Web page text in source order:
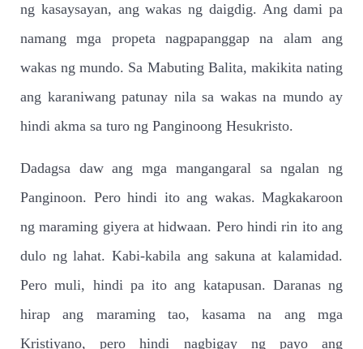
ng kasaysayan, ang wakas ng daigdig. Ang dami pa
namang mga propeta nagpapanggap na alam ang
wakas ng mundo. Sa Mabuting Balita, makikita nating
ang karaniwang patunay nila sa wakas na mundo ay
hindi akma sa turo ng Panginoong Hesukristo.
Dadagsa daw ang mga mangangaral sa ngalan ng
Panginoon. Pero hindi ito ang wakas. Magkakaroon
ng maraming giyera at hidwaan. Pero hindi rin ito ang
dulo ng lahat. Kabi-kabila ang sakuna at kalamidad.
Pero muli, hindi pa ito ang katapusan. Daranas ng
hirap ang maraming tao, kasama na ang mga
Kristiyano, pero hindi nagbigay ng payo ang